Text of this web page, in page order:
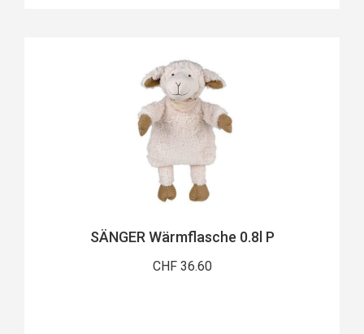
SÄNGER Wärmflasche 0.8l P
CHF 36.60